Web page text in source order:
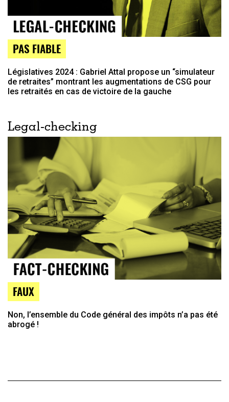
PAS FIABLE
Législatives 2024 : Gabriel Attal propose un “simulateur
de retraites” montrant les augmentations de CSG pour
les retraités en cas de victoire de la gauche
Legal-checking
FAUX
Non, l’ensemble du Code général des impôts n’a pas été
abrogé !